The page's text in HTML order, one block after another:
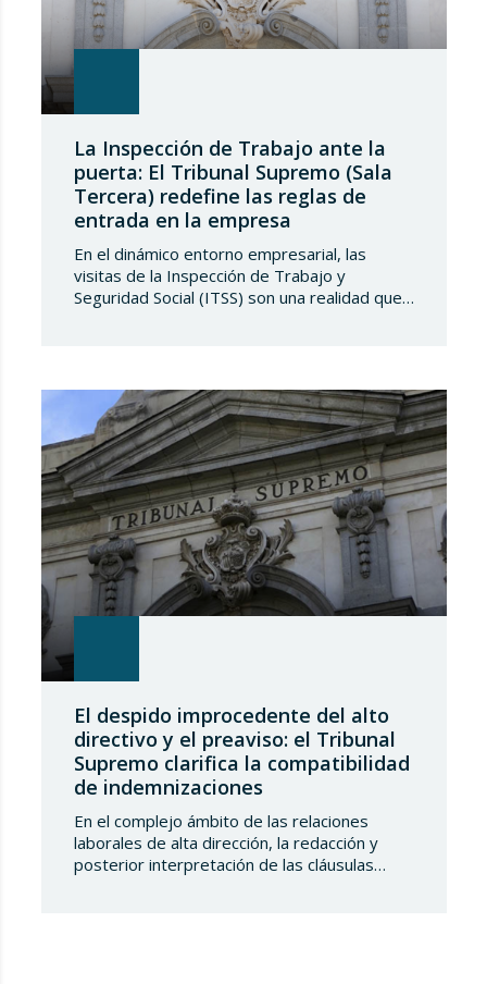
La Inspección de Trabajo ante la
puerta: El Tribunal Supremo (Sala
Tercera) redefine las reglas de
entrada en la empresa
En el dinámico entorno empresarial, las
visitas de la Inspección de Trabajo y
Seguridad Social (ITSS) son una realidad que
estas actuaciones, poniendo en el centro del
debate un derecho fundamental: la…
El despido improcedente del alto
directivo y el preaviso: el Tribunal
Supremo clarifica la compatibilidad
de indemnizaciones
En el complejo ámbito de las relaciones
laborales de alta dirección, la redacción y
posterior interpretación de las cláusulas